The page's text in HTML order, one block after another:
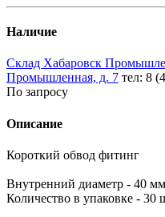
Наличие
Склад Хабаровск
Промышленная, д. 7 тел: 8
По запросу
Описание
Короткий обвод фитинг
Внутренний диаметр - 40 мм
Количество в упаковке - 30